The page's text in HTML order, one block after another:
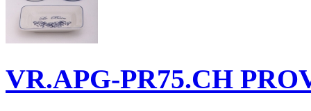
VR.APG-PR75.CH